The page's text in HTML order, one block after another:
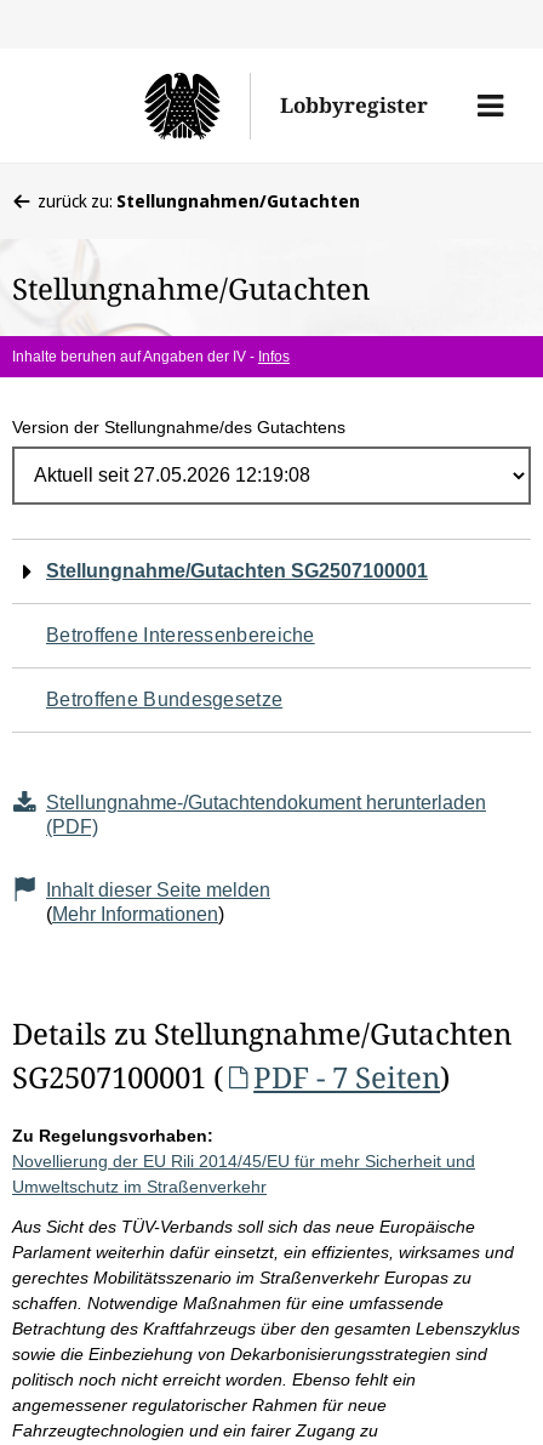
Lobbyregister
Menü
befinden
hier:
zurück zu: Stellungnahmen/Gutachten
Stellungnahme/Gutachten
Inhalte beruhen auf Angaben der IV - Infos
Version der Stellungnahme/des Gutachtens
Navigation
für
den
Seiteninhalt
Stellungnahme/Gutachten SG2507100001
Betroffene Interessenbereiche
Betroffene Bundesgesetze
Stellungnahme-/Gutachtendokument herunterladen
(PDF)
Inhalt dieser Seite melden
(Mehr Informationen)
Details zu Stellungnahme/Gutachten
SG2507100001 (
PDF - 7 Seiten)
Zu Regelungsvorhaben:
Novellierung der EU Rili 2014/45/EU für mehr Sicherheit und
Umweltschutz im Straßenverkehr
Aus Sicht des TÜV-Verbands soll sich das neue Europäische
Parlament weiterhin dafür einsetzt, ein effizientes, wirksames und
gerechtes Mobilitätsszenario im Straßenverkehr Europas zu
schaffen. Notwendige Maßnahmen für eine umfassende
Betrachtung des Kraftfahrzeugs über den gesamten Lebenszyklus
sowie die Einbeziehung von Dekarbonisierungsstrategien sind
politisch noch nicht erreicht worden. Ebenso fehlt ein
angemessener regulatorischer Rahmen für neue
Fahrzeugtechnologien und ein fairer Zugang zu